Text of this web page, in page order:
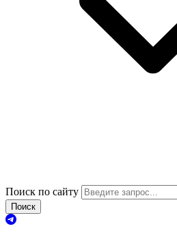
Поиск по сайту
Поиск